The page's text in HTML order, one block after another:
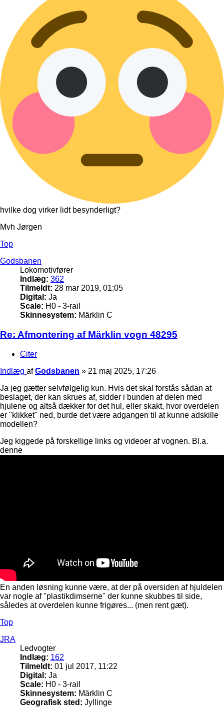
hvilke dog virker lidt besynderligt?
Mvh Jørgen
Top
Godsbanen
Lokomotivfører
Indlæg: 362
Tilmeldt: 28 mar 2019, 01:05
Digital: Ja
Scale: H0 - 3-rail
Skinnesystem: Märklin C
Re: Afmontering af Märklin vogn 48295
Citer
Indlæg afGodsbanen » 21 maj 2025, 17:26
Ja jeg gætter selvfølgelig kun. Hvis det skal forstås sådan at
beslaget, der kan skrues af, sidder i bunden af delen med
hjulene og altså dækker for det hul, eller skakt, hvor overdelen
er "klikket" ned, burde det være adgangen til at kunne adskille
modellen?
Jeg kiggede på forskellige links og videoer af vognen. Bl.a.
denne
En anden løsning kunne være, at der på oversiden af hjuldelen
var nogle af "plastikdimserne" der kunne skubbes til side,
således at overdelen kunne frigøres... (men rent gæt).
Top
JRA
Ledvogter
Indlæg: 162
Tilmeldt: 01 jul 2017, 11:22
Digital: Ja
Scale: H0 - 3-rail
Skinnesystem: Märklin C
Geografisk sted: Jyllinge